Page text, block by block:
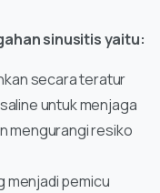
sinusitis yaitu:
secara teratur
untuk menjaga
mengurangi resiko
menjadi pemicu